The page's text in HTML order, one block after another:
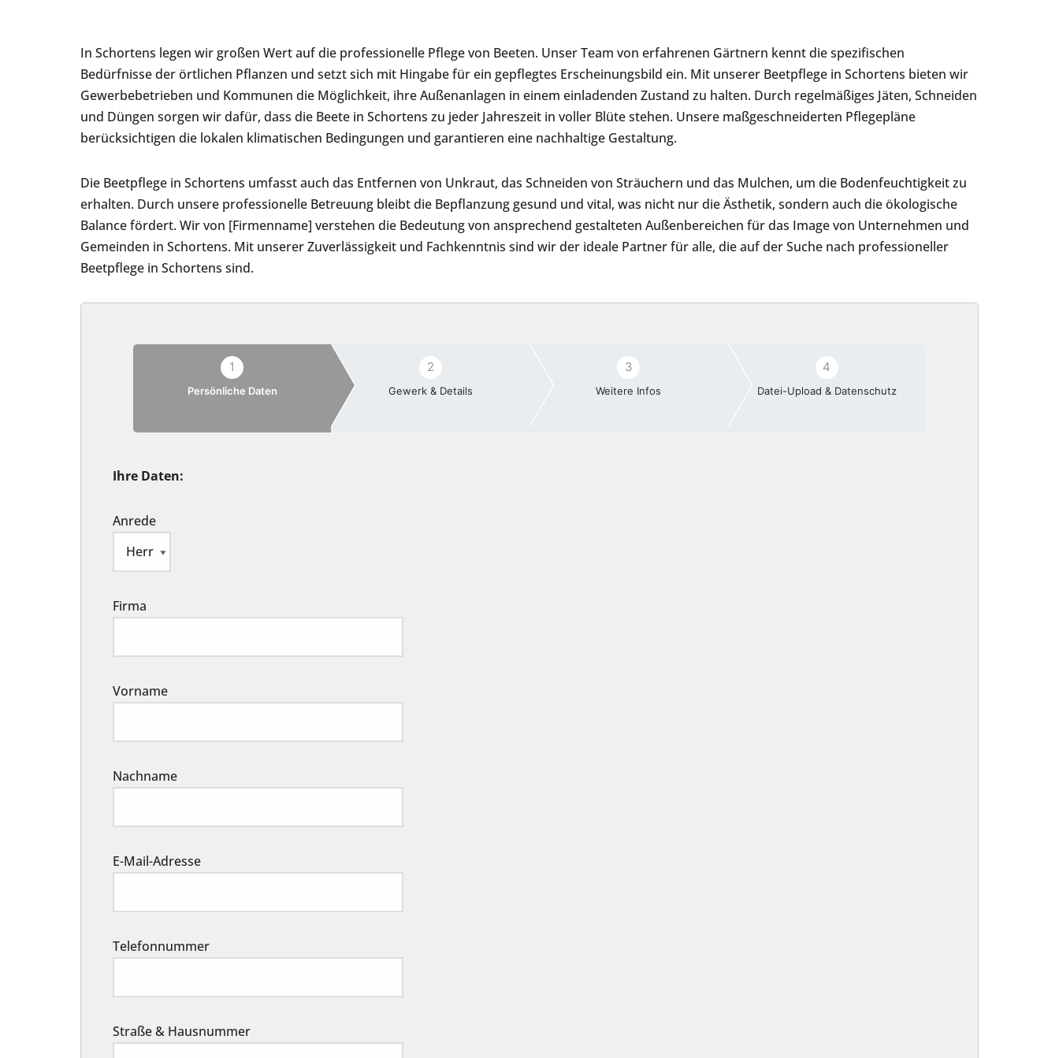
In Schortens legen wir großen Wert auf die professionelle Pflege von Beeten. Unser Team von erfahrenen Gärtnern kennt die spezifischen
Bedürfnisse der örtlichen Pflanzen und setzt sich mit Hingabe für ein gepflegtes Erscheinungsbild ein. Mit unserer Beetpflege in Schortens bieten wir
Gewerbebetrieben und Kommunen die Möglichkeit, ihre Außenanlagen in einem einladenden Zustand zu halten. Durch regelmäßiges Jäten, Schneiden
und Düngen sorgen wir dafür, dass die Beete in Schortens zu jeder Jahreszeit in voller Blüte stehen. Unsere maßgeschneiderten Pflegepläne
berücksichtigen die lokalen klimatischen Bedingungen und garantieren eine nachhaltige Gestaltung.
Die Beetpflege in Schortens umfasst auch das Entfernen von Unkraut, das Schneiden von Sträuchern und das Mulchen, um die Bodenfeuchtigkeit zu
erhalten. Durch unsere professionelle Betreuung bleibt die Bepflanzung gesund und vital, was nicht nur die Ästhetik, sondern auch die ökologische
Balance fördert. Wir von [Firmenname] verstehen die Bedeutung von ansprechend gestalteten Außenbereichen für das Image von Unternehmen und
Gemeinden in Schortens. Mit unserer Zuverlässigkeit und Fachkenntnis sind wir der ideale Partner für alle, die auf der Suche nach professioneller
Beetpflege in Schortens sind.
1
Persönliche Daten
2
Gewerk & Details
3
Weitere Infos
4
Datei-Upload & Datenschutz
Ihre Daten:
Anrede
Firma
Vorname
Nachname
E-Mail-Adresse
Telefonnummer
Straße & Hausnummer